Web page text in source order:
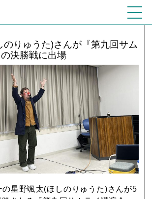
のりゅうた)さんが『第九回サム
決勝戦に出場
の星野颯太(ほしのりゅうた)さんが5